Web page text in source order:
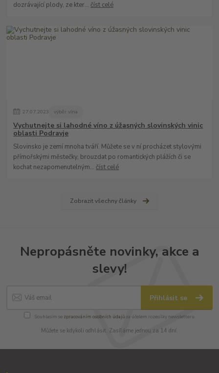
dozrávající plody, ze kter... číst celé
27.07.2023 výběr vína
Vychutnejte si lahodné víno z úžasných slovinských vinic
oblasti Podravje
Slovinsko je zemí mnoha tváří. Můžete se v ní procházet stylovými
přímořskými městečky, brouzdat po romantických plážích či se
kochat nezapomenutelným... číst celé
Zobrazit všechny články
Nepropásněte novinky, akce a
slevy!
Přihlásit se
Souhlasím se zpracováním osobních údajůza účelem rozesílky newsletteru.
Můžete se kdykoli odhlásit. Zasíláme jednou za 14 dní.